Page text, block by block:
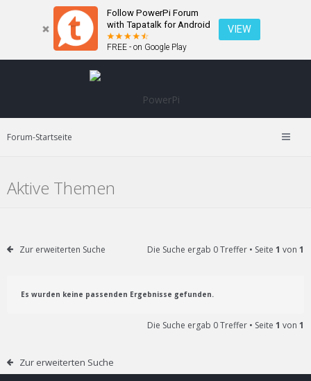
Follow PowerPi Forum
with Tapatalk for Android
FREE - on Google Play
VIEW
Forum-Startseite
Aktive Themen
Zur erweiterten Suche Die Suche ergab 0 Treffer • Seite 1 von 1
Es wurden keine passenden Ergebnisse gefunden.
Die Suche ergab 0 Treffer • Seite 1 von 1
Zur erweiterten Suche